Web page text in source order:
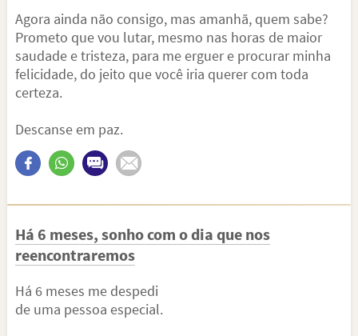
Agora ainda não consigo, mas amanhã, quem sabe?
Prometo que vou lutar, mesmo nas horas de maior
saudade e tristeza, para me erguer e procurar minha
felicidade, do jeito que você iria querer com toda
certeza.
Descanse em paz.
Há 6 meses, sonho com o dia que nos
reencontraremos
Há 6 meses me despedi
de uma pessoa especial.